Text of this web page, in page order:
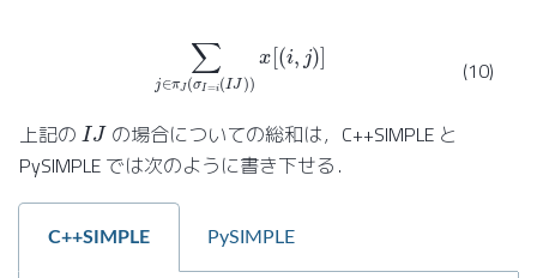
(10)
πJ(σ )x[ j)]
上記の IJ の場合についての総和は，C++SIMPLE と
PySIMPLE では次のように書き下せる．
C++SIMPLE PySIMPLE